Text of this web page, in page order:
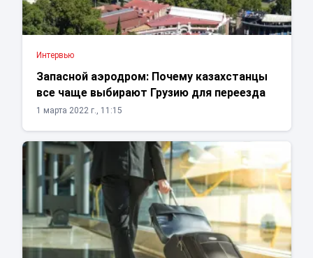
Интервью
Запасной аэродром: Почему казахстанцы
все чаще выбирают Грузию для переезда
1 марта 2022 г., 11:15